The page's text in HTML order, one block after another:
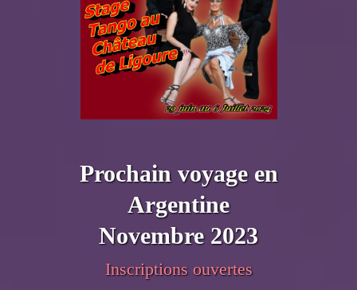
Prochain voyage en
Argentine
Novembre 2023
Inscriptions ouvertes